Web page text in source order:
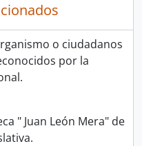
o ciudadanos
por la
" Juan León Mera" de